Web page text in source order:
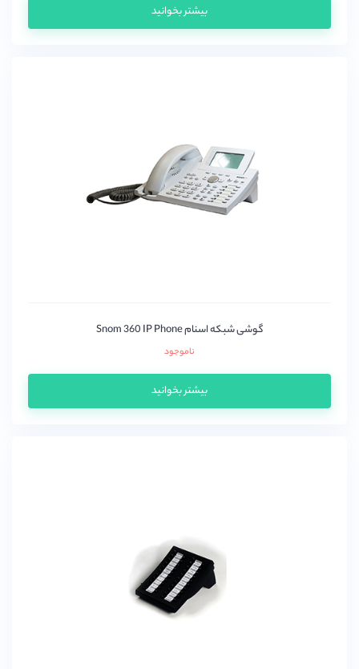
بیشتر بخوانید
گوشی شبکه اسنام Snom 360 IP Phone
ناموجود
بیشتر بخوانید